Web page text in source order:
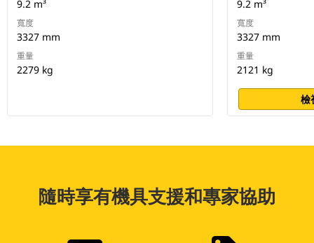
9.2 m³
寬度
3327 mm
重量
2279 kg
9.2 m³
寬度
3327 mm
重量
2121 kg
檢
隨時享有機具支援和專家協助